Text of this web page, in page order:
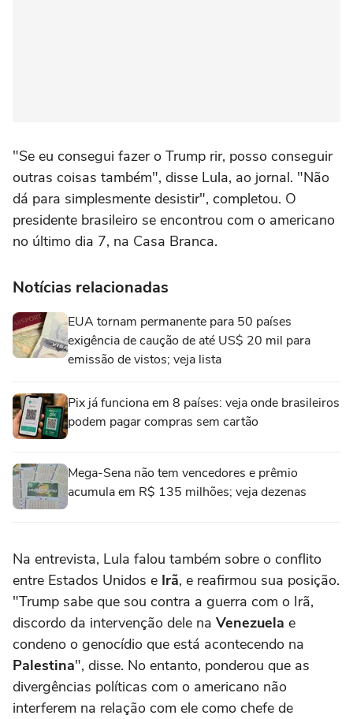
"Se eu consegui fazer o Trump rir, posso conseguir
outras coisas também", disse Lula, ao jornal. "Não
dá para simplesmente desistir", completou. O
presidente brasileiro se encontrou com o americano
no último dia 7, na Casa Branca.
Notícias relacionadas
EUA tornam permanente para 50 países
exigência de caução de até US$ 20 mil para
emissão de vistos; veja lista
Pix já funciona em 8 países: veja onde brasileiros
podem pagar compras sem cartão
Mega-Sena não tem vencedores e prêmio
acumula em R$ 135 milhões; veja dezenas
Na entrevista, Lula falou também sobre o conflito
entre Estados Unidos e Irã, e reafirmou sua posição.
"Trump sabe que sou contra a guerra com o Irã,
discordo da intervenção dele na Venezuela e
condeno o genocídio que está acontecendo na
Palestina", disse. No entanto, ponderou que as
divergências políticas com o americano não
interferem na relação com ele como chefe de